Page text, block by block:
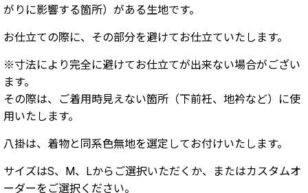
がりに影響する箇所）がある生地です。
お仕立ての際に、その部分を避けてお仕立ていたします。
※寸法により完全に避けてお仕立てが出来ない場合がござい
ます。
その際は、ご着用時見えない箇所（下前衽、地衿など）に使
用いたします。
八掛は、着物と同系色無地を選定してお付けいたします。
サイズはS、M、Lからご選択いただくか、またはカスタムオ
ーダーをご選択ください。